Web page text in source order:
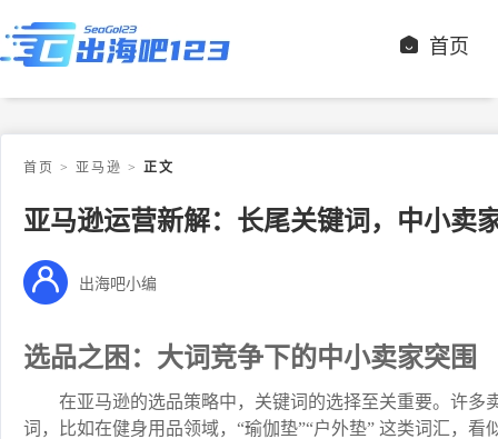
首页
首页 > 亚马逊 > 正文
亚马逊运营新解：长尾关键词，中小卖
出海吧小编
选品之困：大词竞争下的中小卖家突围
在亚马逊的选品策略中，关键词的选择至关重要。许
词，比如在健身用品领域，“瑜伽垫”“户外垫” 这类词汇，